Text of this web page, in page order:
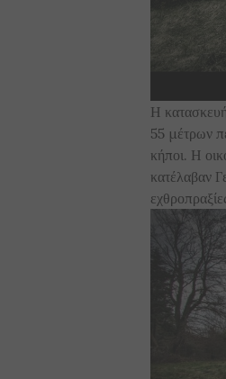
Η
55 μέτρων
κήποι. Η
κατέλαβαν